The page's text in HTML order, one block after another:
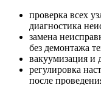
проверка всех
диагностика
замена
без демонтажа
вакуумизация и
регулировка
после